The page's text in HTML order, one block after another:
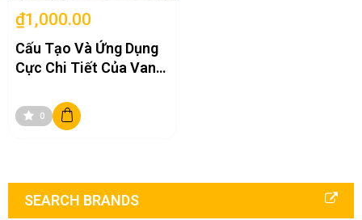
₫1,000.00
Cấu Tạo Và Ứng Dụng
Cực Chi Tiết Của Van
0
SEARCH BRANDS